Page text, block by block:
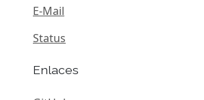
E-Mail
Status
Enlaces